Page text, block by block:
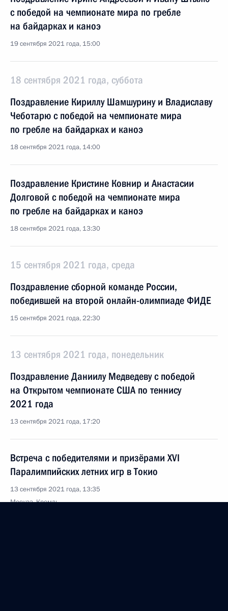
с победой на чемпионате мира по гребле
на байдарках и каноэ
19 сентября 2021 года, 15:00
18 сентября 2021 года, суббота
Поздравление Кириллу Шамшурину и Владиславу
Чеботарю с победой на чемпионате мира
по гребле на байдарках и каноэ
18 сентября 2021 года, 14:00
Поздравление Кристине Ковнир и Анастасии
Долговой с победой на чемпионате мира
по гребле на байдарках и каноэ
18 сентября 2021 года, 13:30
15 сентября 2021 года, среда
Поздравление сборной команде России,
победившей на второй онлайн-олимпиаде ФИДЕ
15 сентября 2021 года, 22:30
13 сентября 2021 года, понедельник
Поздравление Даниилу Медведеву с победой
на Открытом чемпионате США по теннису
2021 года
13 сентября 2021 года, 17:20
Встреча с победителями и призёрами ХVI
Паралимпийских летних игр в Токио
13 сентября 2021 года, 13:35
Москва, Кремль